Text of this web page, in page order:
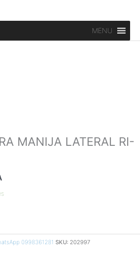
MENU
MANIJA LATERAL RI-
0998361281 SKU: 202997